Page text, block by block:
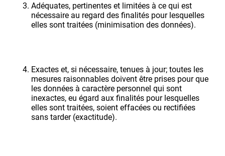
Adéquates, pertinentes et limitées à ce qui est
nécessaire au regard des finalités pour lesquelles
elles sont traitées (minimisation des données).
Exactes et, si nécessaire, tenues à jour; toutes les
mesures raisonnables doivent être prises pour que
les données à caractère personnel qui sont
inexactes, eu égard aux finalités pour lesquelles
elles sont traitées, soient effacées ou rectifiées
sans tarder (exactitude).